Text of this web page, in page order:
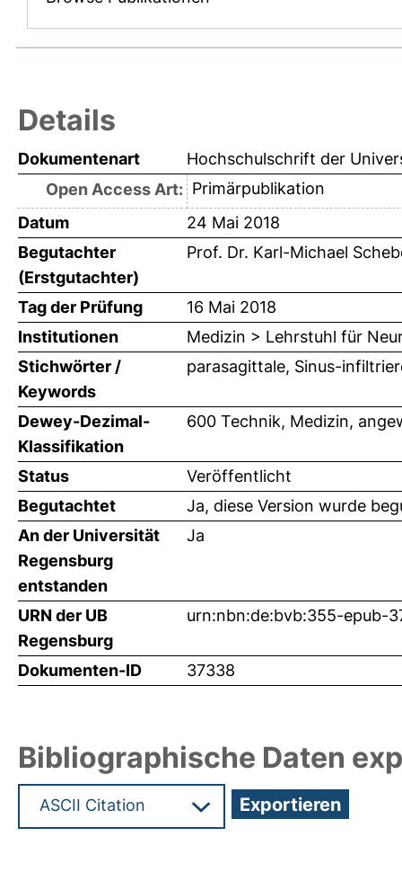
Details
Dokumentenart
Hochschulschrift der
Open Access Art: Primärpublikation
Datum
24 Mai 2018
Begutachter
(Erstgutachter)
Prof. Dr. Karl-Michael
Tag der Prüfung
16 Mai 2018
Institutionen
Medizin > Lehrstuhl für
Stichwörter /
Keywords
parasagittale, Sinus-
Dewey-Dezimal-
Klassifikation
600 Technik, Medizin,
Status
Veröffentlicht
Begutachtet
Ja, diese Version wurde
An der Universität
Regensburg
entstanden
Ja
URN der UB
Regensburg
urn:nbn:de:bvb:355-epub-
Dokumenten-ID 37338
Bibliographische Daten